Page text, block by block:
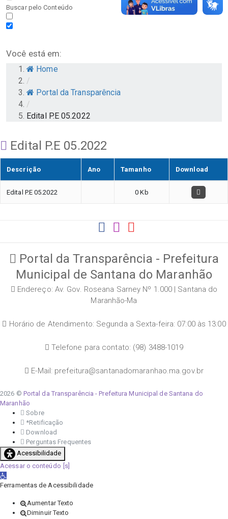
Buscar pelo Conteúdo
Você está em:
Home
/
Portal da Transparência
/
Edital P.E 05.2022
Edital P.E 05.2022
Descrição Ano Tamanho Download
Edital P.E 05.2022 0 Kb
Portal da Transparência - Prefeitura
Municipal de Santana do Maranhão
Endereço: Av. Gov. Roseana Sarney Nº 1.000 | Santana do
Maranhão-Ma
Horário de Atendimento: Segunda a Sexta-feira: 07:00 às 13:00
Telefone para contato: (98) 3488-1019
E-Mail: prefeitura@santanadomaranhao.ma.gov.br
2026 © Portal da Transparência - Prefeitura Municipal de Santana do
Maranhão
Sobre
*Retificação
Download
Perguntas Frequentes
Acessibilidade
Acessar o conteúdo
Abrir a barra de ferramentas
Ferramentas de Acessibilidade
Aumentar Texto
Diminuir Texto